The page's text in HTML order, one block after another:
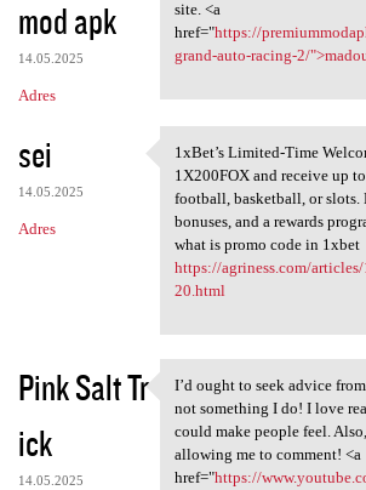
mod apk
14.05.2025
Adres
site. <a
href="https://
grand-auto-racing-2/
sei
14.05.2025
Adres
1xBet’s Limited-Time
1xBet’s Limited-Time
1X200FOX and receive up
football, basketball, or
bonuses, and a rewards
what is promo code in 1xbet
https://agriness.com/
20.html
Pink Salt Tr
ick
14.05.2025
I’d ought to seek
I’d ought to seek advice
not something I do! I love
could make people feel.
allowing me to comment! <a
href="https://